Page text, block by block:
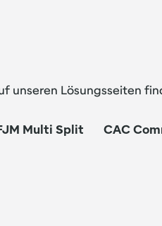
unseren Lösungsseiten
Multi Split CAC